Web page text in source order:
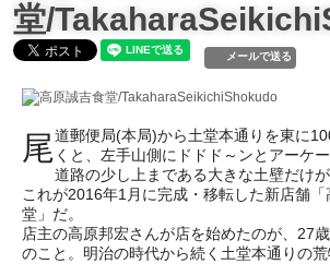
堂/
メールで送る
尾道郵便局(本局)から土堂本通りを東に
くと、左手山側にドドド～ンとアーケ
道路の少し上まである大きな土壁だけが
これが2016年1月に完成・移転した新店舗「
堂」だ。
店主の高原邦宏さんが店を始めたのが、27
のこと。明治の時代から続く土堂本通りの